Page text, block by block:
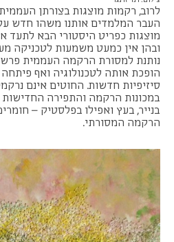
לרוב, רקמות מוצגות בצורתן
העבר המלמדים אותנו משהו חדש
מוצגות כפריט היסטורי הבא לתעד
ובהן אין כמעט משמעות לטכניקה
נותנת למסורת הרקמה העממית
הופכת אותה לטכנולוגיה ואף
סיזיפיות חדשות. החוטים אינם
במכונות הרקמה והתפירה
בנייר, בעץ ואפילו בפלסטיק –
הרקמה המסורתי.